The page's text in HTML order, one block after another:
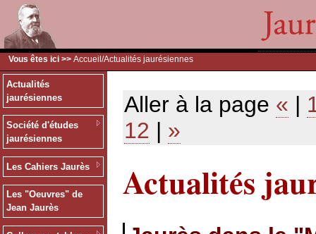
Vous êtes ici >> Accueil /Actualités jaurésiennes
Actualités
jaurésiennes
Société d'études
jaurésiennes
Les Cahiers Jaurès
Les "Oeuvres" de
Jean Jaurès
Aller à la page « |
12 | »
Actualités